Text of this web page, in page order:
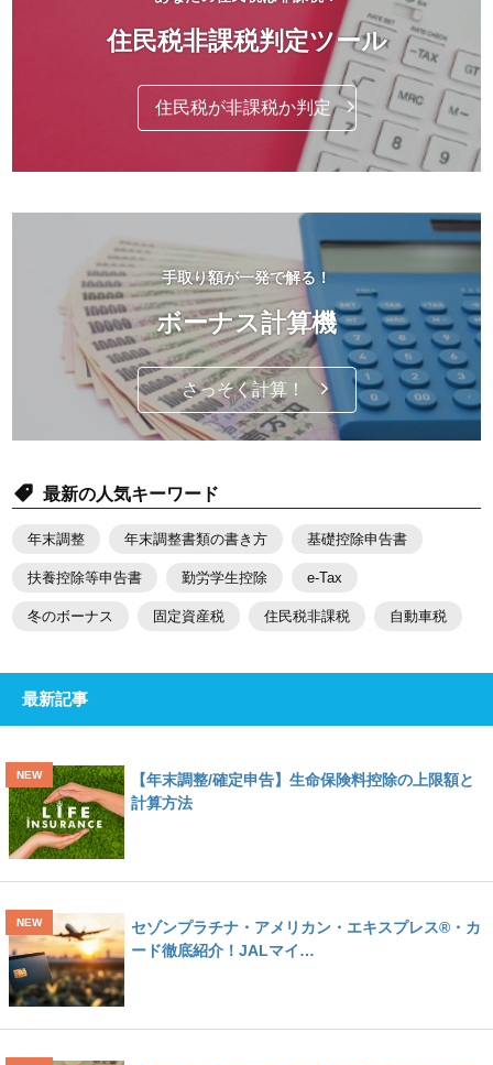
住民税非課税判定ツール
住民税が非課税か判定
手取り額が一発で解る！
ボーナス計算機
さっそく計算！
最新の人気キーワード
年末調整 年末調整書類の書き方 基礎控除申告書
扶養控除等申告書 勤労学生控除 e-Tax
冬のボーナス 固定資産税 住民税非課税 自動車税
最新記事
【年末調整/確定申告】生命保険料控除の上限額と
計算方法
セゾンプラチナ・アメリカン・エキスプレス®・カ
ード徹底紹介！JALマイ…